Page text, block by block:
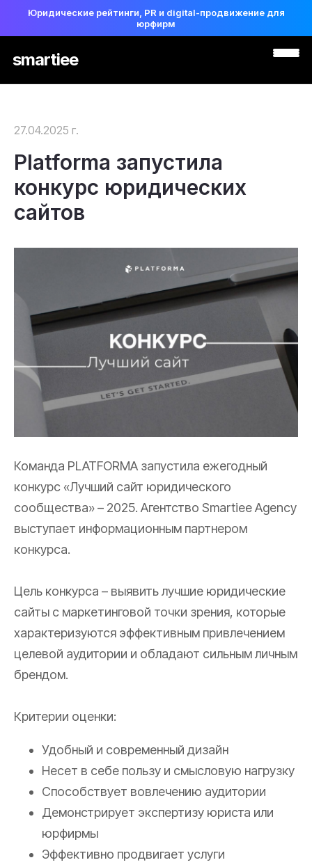
Юридические рейтинги, PR и digital-продвижение для
юрфирм
smartiee
27.04.2025 г.
Platforma запустила
конкурс юридических
сайтов
Команда PLATFORMA запустила ежегодный
конкурс «Лучший сайт юридического
сообщества» – 2025. Агентство Smartiee Agency
выступает информационным партнером
конкурса.
Цель конкурса – выявить лучшие юридические
сайты с маркетинговой точки зрения, которые
характеризуются эффективным привлечением
целевой аудитории и обладают сильным личным
брендом.
Критерии оценки:
Удобный и современный дизайн
Несет в себе пользу и смысловую нагрузку
Способствует вовлечению аудитории
Демонстрирует экспертизу юриста или
юрфирмы
Эффективно продвигает услуги